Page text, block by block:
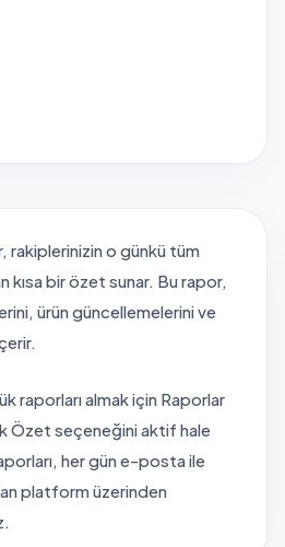
rakiplerinizin o günkü tüm
kısa bir özet sunar. Bu rapor,
ürün güncellemelerini ve
raporları almak için Raporlar
Özet seçeneğini aktif hale
her gün e-posta ile
platform üzerinden